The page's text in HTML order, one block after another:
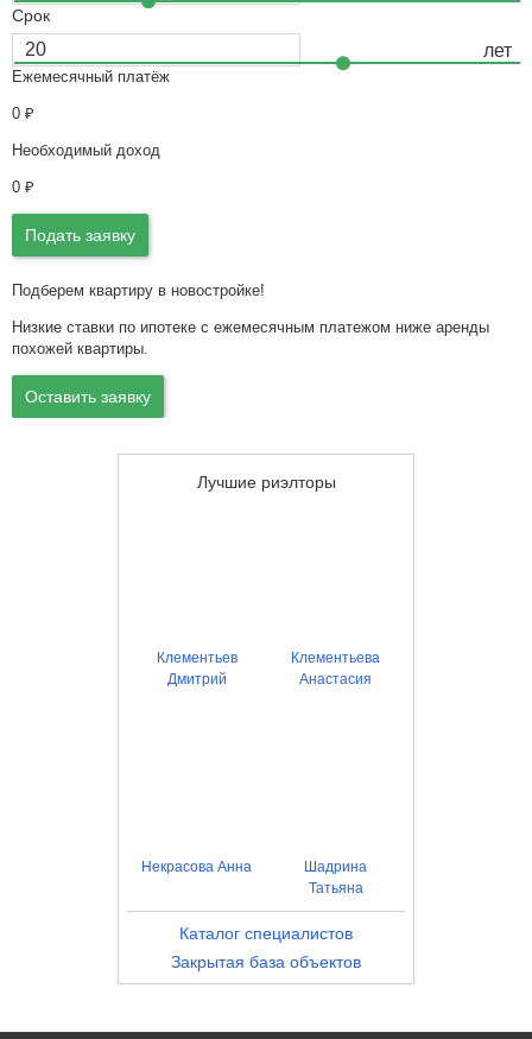
Срок
Ежемесячный платёж
0 ₽
Необходимый доход
0 ₽
Подать заявку
Подберем квартиру в новостройке!
Низкие ставки по ипотеке с ежемесячным платежом ниже аренды
похожей квартиры.
Оставить заявку
Лучшие риэлторы
Клементьев
Дмитрий
Клементьева
Анастасия
Некрасова Анна
Шадрина
Татьяна
Каталог специалистов
Закрытая база объектов